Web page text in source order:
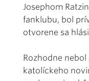
Josephom
fanklubu, bol
otvorene sa
Rozhodne
katolíckeho